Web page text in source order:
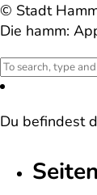
© Stadt
Die hamm:
Du befindest
Seiten